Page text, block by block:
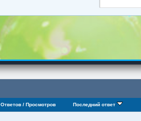
Ответов/ Просмотров Последний ответ